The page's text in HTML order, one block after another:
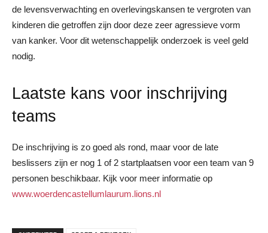
de levensverwachting en overlevingskansen te vergroten van
kinderen die getroffen zijn door deze zeer agressieve vorm
van kanker. Voor dit wetenschappelijk onderzoek is veel geld
nodig.
Laatste kans voor inschrijving
teams
De inschrijving is zo goed als rond, maar voor de late
beslissers zijn er nog 1 of 2 startplaatsen voor een team van 9
personen beschikbaar. Kijk voor meer informatie op
www.woerdencastellumlaurum.lions.nl